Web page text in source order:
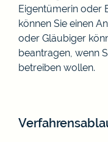
Eigentümerin oder
können Sie einen
oder Gläubiger
beantragen, wenn
betreiben wollen.